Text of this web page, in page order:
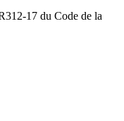
17 du Code de la